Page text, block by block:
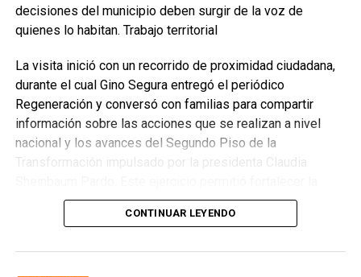
decisiones del municipio deben surgir de la voz de
quienes lo habitan. Trabajo territorial
La visita inició con un recorrido de proximidad ciudadana,
durante el cual Gino Segura entregó el periódico
Regeneración y conversó con familias para compartir
información sobre las acciones que se realizan a nivel
nacional y los avances del Segundo Piso de la
Transformación impulsado por la presidenta Claudia
comunicación directa con la comunidad y escuchar de
primera mano sus necesidades. Transformación nacional
CONTINUAR LEYENDO